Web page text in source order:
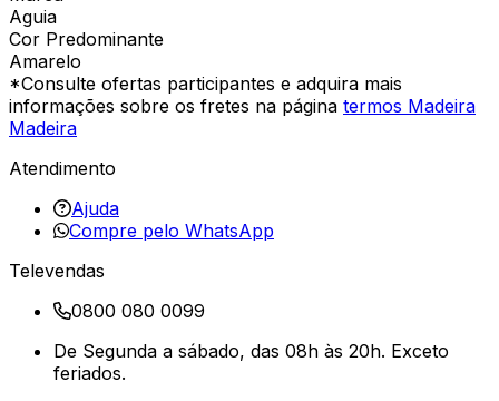
Aguia
Cor Predominante
Amarelo
*Consulte ofertas participantes e adquira mais
informações sobre os fretes na página termos Madeira
Madeira
Atendimento
Ajuda
Compre pelo WhatsApp
Televendas
0800 080 0099
De Segunda a sábado, das 08h às 20h. Exceto
feriados.